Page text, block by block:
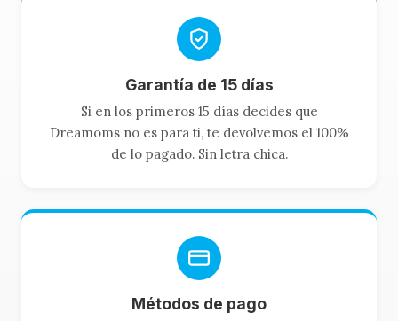
Garantía de 15 días
Si en los primeros 15 días decides que
Dreamoms no es para ti, te devolvemos el 100%
de lo pagado. Sin letra chica.
Métodos de pago